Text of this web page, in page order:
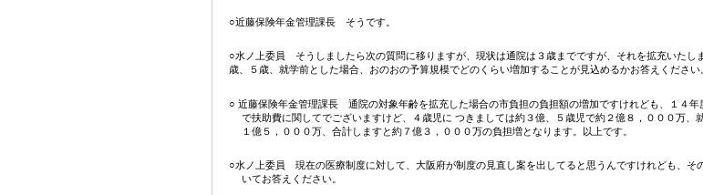
○近藤保険年金管理課長 そうです。
○水ノ上委員 そうしましたら次の質問に移りますが、現状は通院は３歳までですが、それを拡充いたし
歳、５歳、就学前とした場合、おのおの予算規模でどのくらい増加することが見込めるかお答えください
○ 近藤保険年金管理課長 通院の対象年齢を拡充した場合の市負担の負担額の増加ですけれども、１４年
で扶助費に関してでございますけど、４歳児に つきましては約３億、５歳児で約２億８，０００万、
１億５，０００万、合計しますと約７億３，０００万の負担増となります。以上です。
○水ノ上委員 現在の医療制度に対して、大阪府が制度の見直し案を出してると思うんですけれども、そ
いてお答えください。